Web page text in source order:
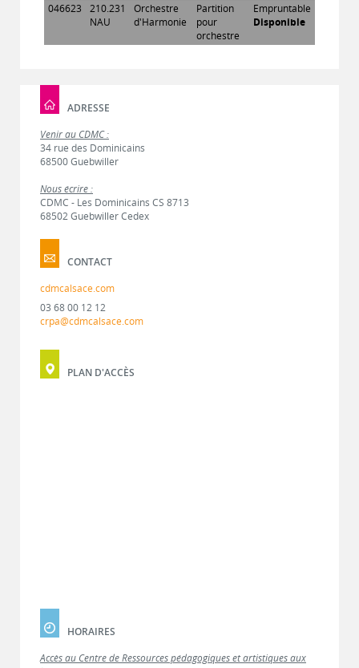
046623
210.231
NAU
Orchestre
d'Harmonie
Partition
pour
orchestre
Empruntable
Disponible
ADRESSE
Venir au CDMC :
34 rue des Dominicains
68500 Guebwiller
Nous écrire :
CDMC - Les Dominicains CS 8713
68502 Guebwiller Cedex
CONTACT
cdmcalsace.com
03 68 00 12 12
crpa@cdmcalsace.com
PLAN D'ACCÈS
HORAIRES
Accès au Centre de Ressources pédagogiques et artistiques aux